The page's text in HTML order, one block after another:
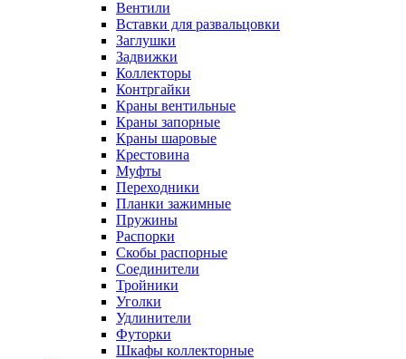
Вентили
Вставки для развальцовки
Заглушки
Задвижки
Коллекторы
Контргайки
Краны вентильные
Краны запорные
Краны шаровые
Крестовина
Муфты
Переходники
Планки зажимные
Пружины
Распорки
Скобы распорные
Соединители
Тройники
Уголки
Удлинители
Футорки
Шкафы коллекторные